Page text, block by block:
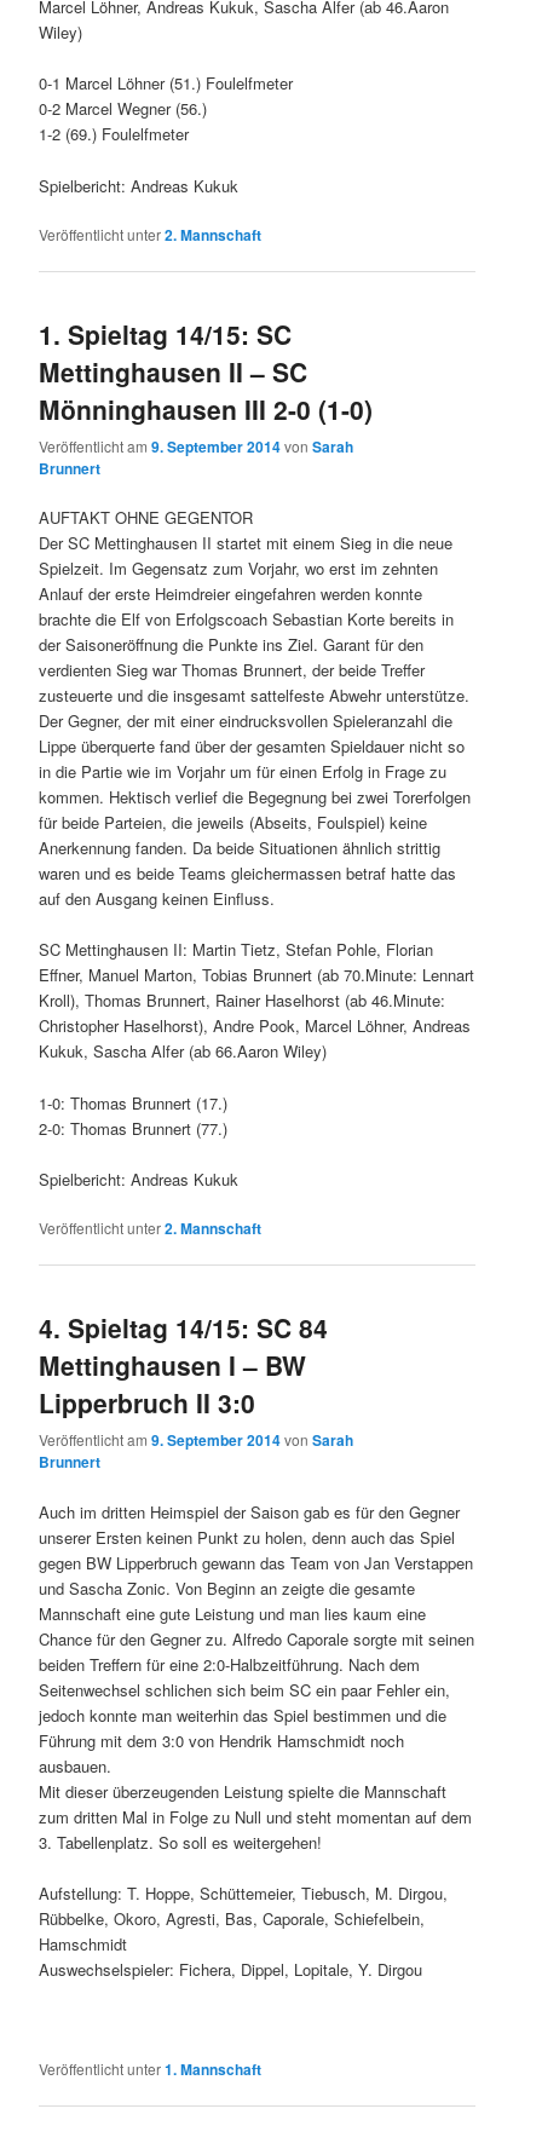
Marcel Löhner, Andreas Kukuk, Sascha Alfer (ab 46.Aaron
Wiley)
0-1 Marcel Löhner (51.) Foulelfmeter
0-2 Marcel Wegner (56.)
1-2 (69.) Foulelfmeter
Spielbericht: Andreas Kukuk
Veröffentlicht unter2. Mannschaft
1. Spieltag 14/15: SC
Mettinghausen II – SC
Mönninghausen III 2-0 (1-0)
Veröffentlicht am9. September 2014vonSarah
Brunnert
AUFTAKT OHNE GEGENTOR
Der SC Mettinghausen II startet mit einem Sieg in die neue
Spielzeit. Im Gegensatz zum Vorjahr, wo erst im zehnten
Anlauf der erste Heimdreier eingefahren werden konnte
brachte die Elf von Erfolgscoach Sebastian Korte bereits in
der Saisoneröffnung die Punkte ins Ziel. Garant für den
verdienten Sieg war Thomas Brunnert, der beide Treffer
zusteuerte und die insgesamt sattelfeste Abwehr unterstütze.
Der Gegner, der mit einer eindrucksvollen Spieleranzahl die
Lippe überquerte fand über der gesamten Spieldauer nicht so
in die Partie wie im Vorjahr um für einen Erfolg in Frage zu
kommen. Hektisch verlief die Begegnung bei zwei Torerfolgen
für beide Parteien, die jeweils (Abseits, Foulspiel) keine
Anerkennung fanden. Da beide Situationen ähnlich strittig
waren und es beide Teams gleichermassen betraf hatte das
auf den Ausgang keinen Einfluss.
SC Mettinghausen II: Martin Tietz, Stefan Pohle, Florian
Effner, Manuel Marton, Tobias Brunnert (ab 70.Minute: Lennart
Kroll), Thomas Brunnert, Rainer Haselhorst (ab 46.Minute:
Christopher Haselhorst), Andre Pook, Marcel Löhner, Andreas
Kukuk, Sascha Alfer (ab 66.Aaron Wiley)
1-0: Thomas Brunnert (17.)
2-0: Thomas Brunnert (77.)
Spielbericht: Andreas Kukuk
Veröffentlicht unter2. Mannschaft
4. Spieltag 14/15: SC 84
Mettinghausen I – BW
Lipperbruch II 3:0
Veröffentlicht am9. September 2014vonSarah
Brunnert
Auch im dritten Heimspiel der Saison gab es für den Gegner
unserer Ersten keinen Punkt zu holen, denn auch das Spiel
gegen BW Lipperbruch gewann das Team von Jan Verstappen
und Sascha Zonic. Von Beginn an zeigte die gesamte
Mannschaft eine gute Leistung und man lies kaum eine
Chance für den Gegner zu. Alfredo Caporale sorgte mit seinen
beiden Treffern für eine 2:0-Halbzeitführung. Nach dem
Seitenwechsel schlichen sich beim SC ein paar Fehler ein,
jedoch konnte man weiterhin das Spiel bestimmen und die
Führung mit dem 3:0 von Hendrik Hamschmidt noch
ausbauen.
Mit dieser überzeugenden Leistung spielte die Mannschaft
zum dritten Mal in Folge zu Null und steht momentan auf dem
3. Tabellenplatz. So soll es weitergehen!
Aufstellung: T. Hoppe, Schüttemeier, Tiebusch, M. Dirgou,
Rübbelke, Okoro, Agresti, Bas, Caporale, Schiefelbein,
Hamschmidt
Auswechselspieler: Fichera, Dippel, Lopitale, Y. Dirgou
Veröffentlicht unter1. Mannschaft